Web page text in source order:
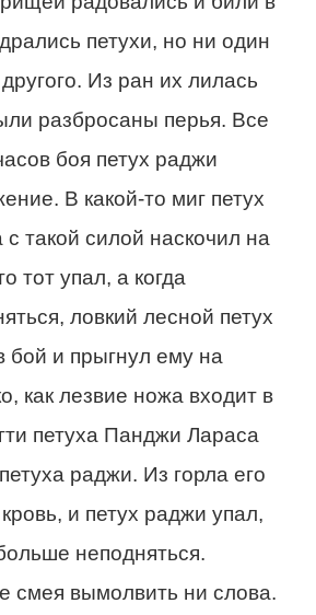
петухи, но ни один
Из ран их лилась
разбросаны перья. Все
боя петух раджи
В какой-то миг петух
такой силой наскочил на
тот упал, а когда
ловкий лесной петух
бой и прыгнул ему на
как лезвие ножа входит в
петуха Панджи Лараса
раджи. Из горла его
и петух раджи упал,
неподняться.
смея вымолвить ни слова.